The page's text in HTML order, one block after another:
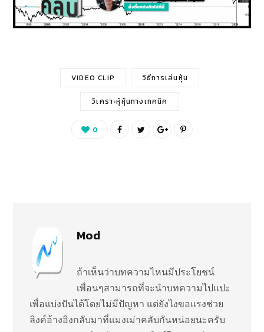
VIDEO CLIP วิธีการเล่นหุ้น
วิเคราะห์ุหุ้นทางเทคนิค
0
Mod
ถ้าเห็นว่าบทความไหนมีประโยชน์
เพื่อนๆสามารถที่จะนำบทความไปแปะ
เพื่อแบ่งปันได้โดยไม่มีปัญหา แต่ยังไงขอแรงช่วย
ลิงค์อ้างอิงกลับมาที่แมงเม่าคลับกันหน่อยนะครับ